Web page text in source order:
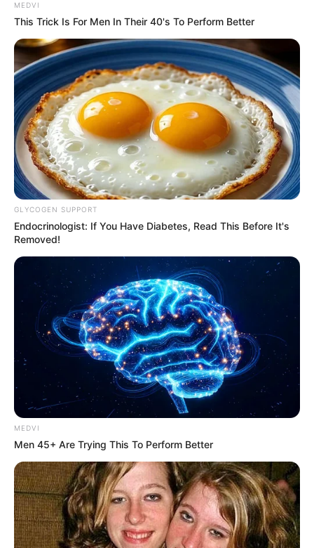
MEDVI
This Trick Is For Men In Their 40's To Perform Better
GLYCOGEN SUPPORT
Endocrinologist: If You Have Diabetes, Read This Before It's
Removed!
MEDVI
Men 45+ Are Trying This To Perform Better